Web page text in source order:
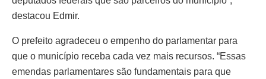
destacou Edmir.
O prefeito agradeceu o empenho do parlamentar para
que o município receba cada vez mais recursos. “Essas
emendas parlamentares são fundamentais para que